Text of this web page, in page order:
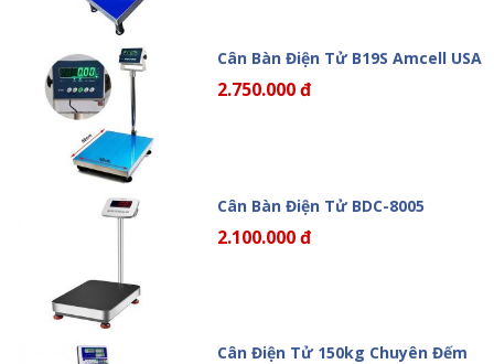
Cân Bàn Điện Tử B19S Amcell USA
2.750.000 đ
Cân Bàn Điện Tử BDC-8005
2.100.000 đ
Cân Điện Tử 150kg Chuyên Đếm